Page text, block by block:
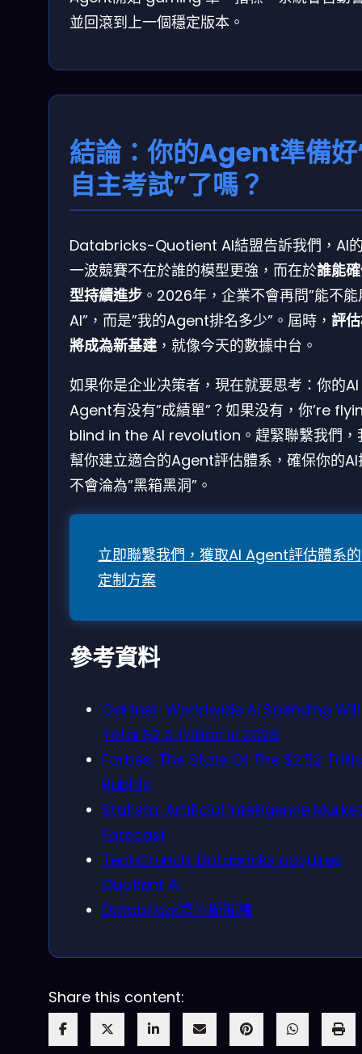
並回滾到上一個穩定版本。
結論：你的Agent準備
自主考試”了嗎？
Databricks-Quotient AI結盟告訴我們，AI
一波競賽不在於誰的模型更強，而在於誰能
型持續進步 。2026年，企業不會再問”能不能
AI”，而是”我的Agent排名多少”。屆時， 評
將成為新基建，就像今天的數據中台。
如果你是企业决策者，現在就要思考：你的AI
Agent有没有”成績單”？如果没有，你’re
blind in the AI revolution。趕緊聯繫我們，
幫你建立適合的Agent評估體系，確保你的AI
不會淪為”黑箱黑洞”。
立即聯繫我們，獲取AI Agent評估體系的
定制方案
參考資料
Gartner: Worldwide AI Spending Will
Total $2.5 Trillion in 2026
Forbes: The State Of The $2.52
Bubble
Statista: Artificial Intelligence Market
Forecast
TechCrunch: Databricks acquires
Quotient AI
Databricks官方新聞稿
Share this content: